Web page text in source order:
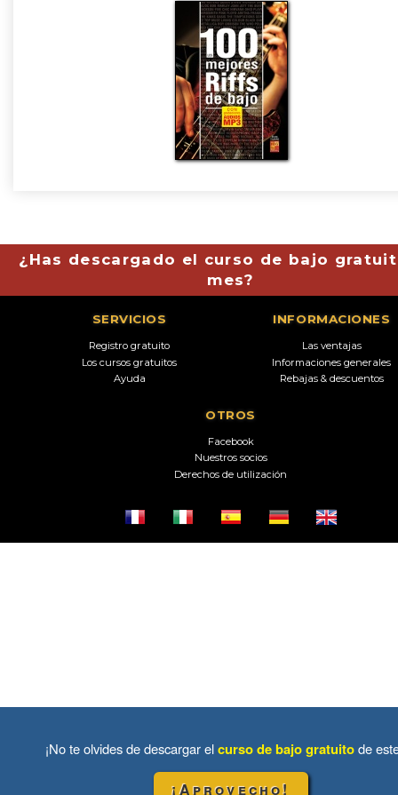
¿Has descargado el curso de bajo
mes?
SERVICIOS
Registro gratuito
Los cursos gratuitos
Ayuda
INFORMACIONES
Las ventajas
Informaciones generales
Rebajas & descuentos
OTROS
Facebook
Nuestros socios
Derechos de utilización
¡No te olvides de descargar elcurso de bajo gratuitode
¡Aprovecho!